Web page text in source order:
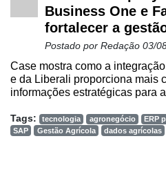
Business One e
fortalecer a
Postado por Redação 03/
Case mostra como a
e da Liberali proporciona mais
informações estratégicas para
Tags: tecnologia agronegócio
ERP
SAP
Gestão Agrícola dados agrícolas